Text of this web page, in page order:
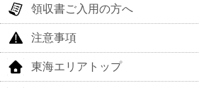
領収書ご入用の方へ
注意事項
東海エリアトップ